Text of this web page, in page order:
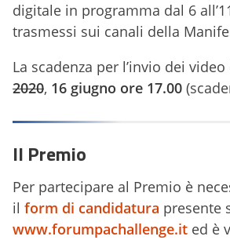
digitale in programma dal 6
trasmessi sui canali della
La scadenza per l’invio dei video
2020, 16 giugno ore 17.00
Il Premio
Per partecipare al Premio è
il form di candidatura presente
www.forumpachallenge.it ed è